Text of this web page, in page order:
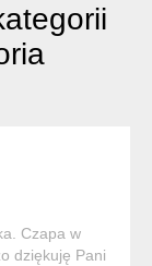
Czapa w
dziękuję Pani